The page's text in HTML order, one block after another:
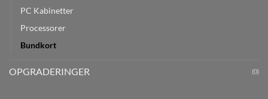
PC Kabinetter
Processorer
Bundkort
OPGRADERINGER (0)